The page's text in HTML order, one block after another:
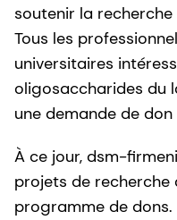
soutenir la recherche
Tous les
universitaires
oligosaccharides du
une demande de don
À ce jour, dsm-
projets de recherche
programme de